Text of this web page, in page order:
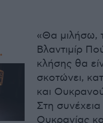
«Θα μιλήσω,
Βλαντιμίρ
κλήσης θα
σκοτώνει,
και
Στη
Ουκρανίας